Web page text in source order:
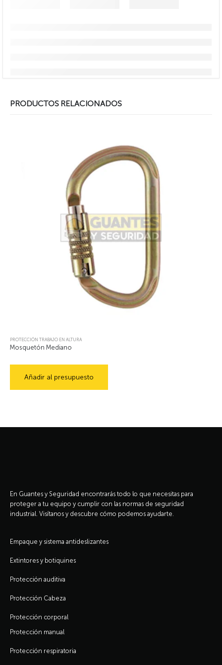
PRODUCTOS RELACIONADOS
PROTECCIÓN TRABAJO EN ALTURA
Mosquetón Mediano
Añadir al presupuesto
En Guantes y Seguridad encontrarás todo lo que necesitas para
proteger a tu equipo y cumplir con las normas de seguridad
industrial. Visítanos y descubre cómo podemos ayudarte.
Empaque y sistema antideslizantes
Extintores y botiquines
Protección auditiva
Protección Cabeza
Protección corporal
Protección manual
Protección respiratoria